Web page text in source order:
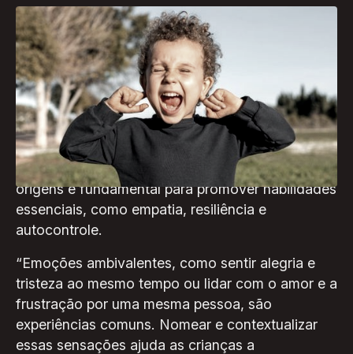
Pesquisas e abordagens pedagógicas destacam
a importância de desenvolver o entendimento
emocional desde a infância. Embora sentimentos
intensos e confusos sejam comuns em todas as
etapas da vida, na infância, apoiar as crianças a
identificar suas emoções e compreender suas
origens é fundamental para promover habilidades
essenciais, como empatia, resiliência e
autocontrole.
“Emoções ambivalentes, como sentir alegria e
tristeza ao mesmo tempo ou lidar com o amor e a
frustração por uma mesma pessoa, são
experiências comuns. Nomear e contextualizar
essas sensações ajuda as crianças a